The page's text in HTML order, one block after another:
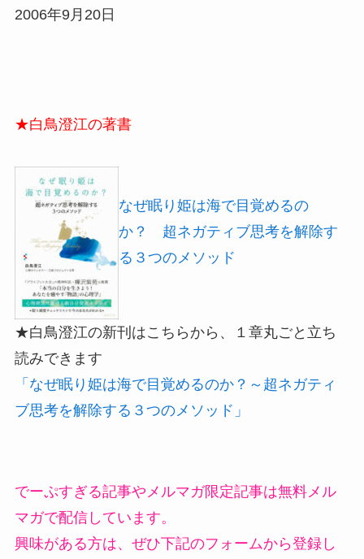
2006年9月20日
★白鳥澄江の著書
なぜ眠り姫は海で目覚めるの
か？ 超ネガティブ思考を解除す
る３つのメソッド
★白鳥澄江の新刊はこちらから、１章丸ごと立ち
読みできます
「なぜ眠り姫は海で目覚めるのか？～超ネガティ
ブ思考を解除する３つのメソッド」
でーぷすぎる記事やメルマガ限定記事は無料メル
マガで配信しています。
興味がある方は、ぜひ下記のフォームから登録し